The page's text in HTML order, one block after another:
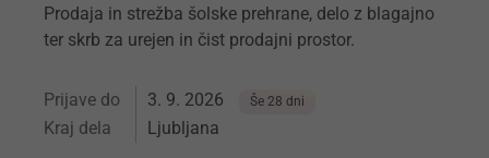
Prodaja in strežba šolske prehrane, delo z blagajno
ter skrb za urejen in čist prodajni prostor.
Prijave do 3. 9. 2026 Še 28 dni
Kraj dela Ljubljana